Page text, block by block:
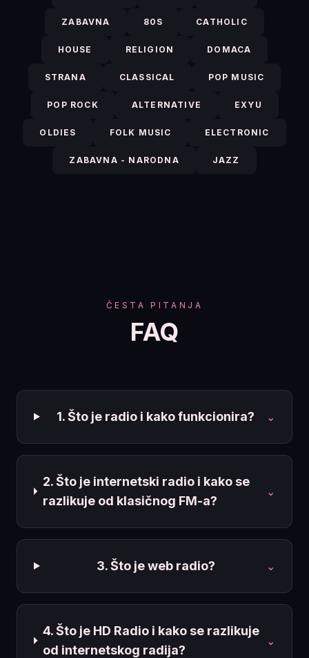
ZABAVNA 80S CATHOLIC
HOUSE RELIGION DOMACA
STRANA CLASSICAL POP MUSIC
POP ROCK ALTERNATIVE EXYU
OLDIES FOLK MUSIC ELECTRONIC
ZABAVNA - NARODNA JAZZ
ČESTA PITANJA
FAQ
1. Što je radio i kako funkcionira? ⌄
2. Što je internetski radio i kako se
razlikuje od klasičnog FM-a?
⌄
3. Što je web radio? ⌄
4. Što je HD Radio i kako se razlikuje
od internetskog radija?
⌄